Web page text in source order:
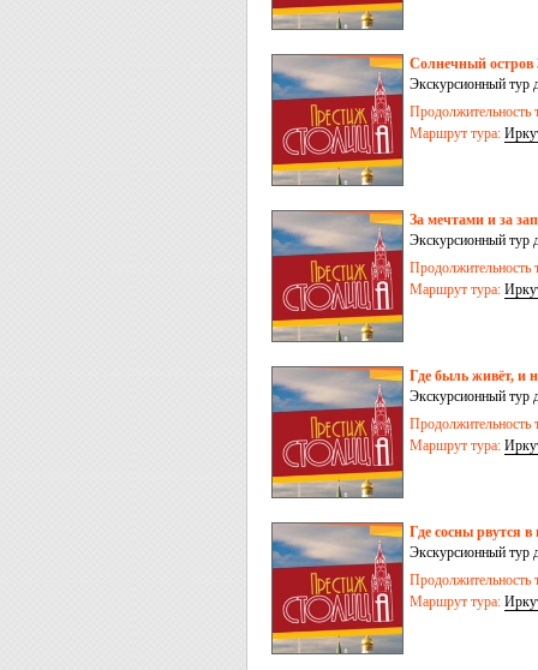
Солнечный остров
Экскурсионный тур
(о.Ольхон) –
Продолжительность
Маршрут тура:
За мечтами и за
Экскурсионный тур
Тункинская долина
Продолжительность
Маршрут тура:
Где быль живёт, и
Экскурсионный тур
Иркутск –
Продолжительность
Маршрут тура:
Где сосны рвутся
Экскурсионный тур
Листвянка –
Продолжительность
Маршрут тура: